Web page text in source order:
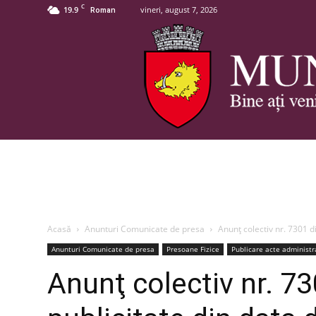
19.9 C Roman vineri, august 7, 2026
Acasă Anunturi Comunicate de presa Anunţ colectiv nr. 7301
Anunturi Comunicate de presa Presoane Fizice Publicare acte
Anunţ colectiv nr.